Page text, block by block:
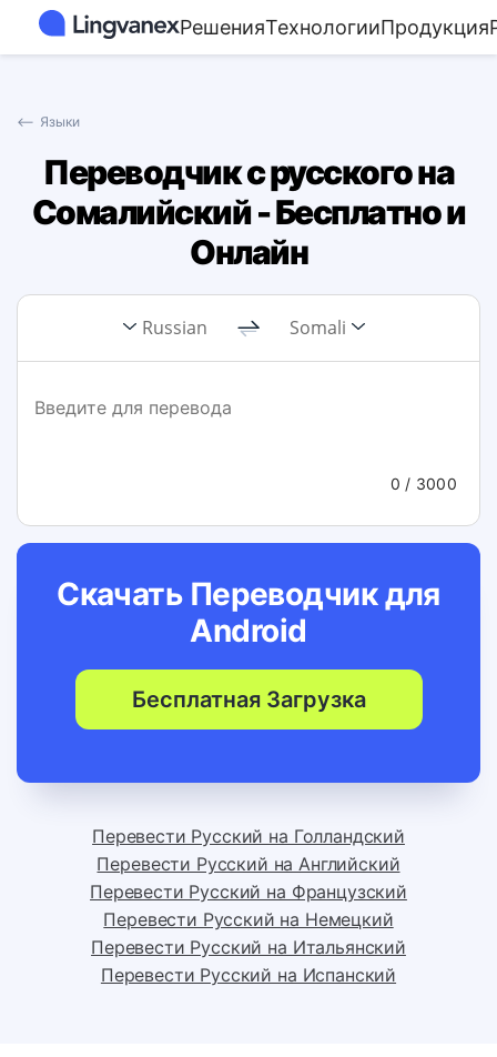
РешенияТехнологииПродукция
⟵ Языки
Переводчик с русского на
Сомалийский - Бесплатно и
Онлайн
Russian Somali
0 / 3000
Скачать Переводчик для
Android
Бесплатная Загрузка
Перевести Русский на Голландский
Перевести Русский на Английский
Перевести Русский на Французский
Перевести Русский на Немецкий